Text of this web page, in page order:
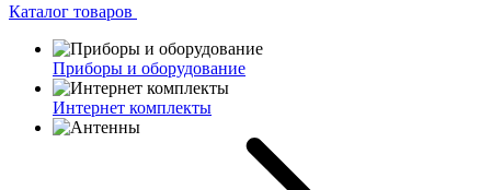
Каталог товаров
Приборы и оборудование
Интернет комплекты